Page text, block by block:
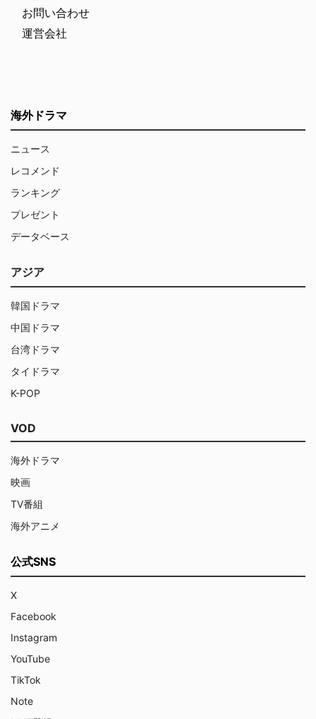
お問い合わせ
運営会社
海外ドラマ
ニュース
レコメンド
ランキング
プレゼント
データベース
アジア
韓国ドラマ
中国ドラマ
台湾ドラマ
タイドラマ
K-POP
VOD
海外ドラマ
映画
TV番組
海外アニメ
公式SNS
X
Facebook
Instagram
YouTube
TikTok
Note